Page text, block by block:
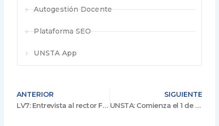
Autogestión Docente
Plataforma SEO
UNSTA App
ANTERIOR
LV7: Entrevista al rector Francisco López Cruz sobre el primer cuatrimestre y su cierre exitoso
SIGUIENTE
UNSTA: Comienza el 1 de agosto la Diplomatura en Obesidad y Trastornos de la Conducta Alimentaria